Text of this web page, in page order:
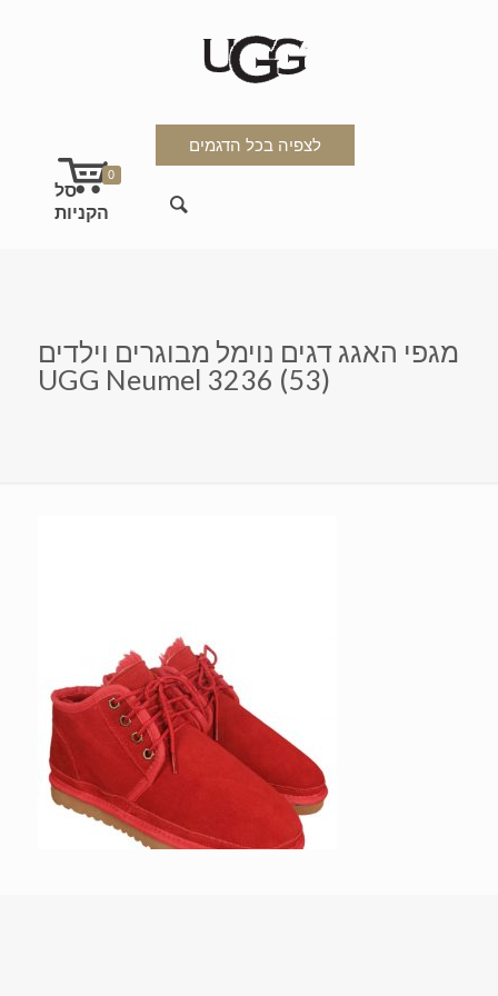
לצפיה בכל הדגמים
0
מגפי האגג דגים נוימל מבוגרים וילדים
UGG Neumel 3236 (53)